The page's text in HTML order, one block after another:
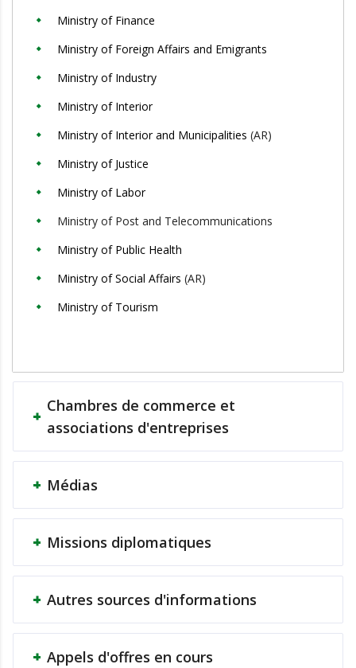
Ministry of Finance
Ministry of Foreign Affairs and Emigrants
Ministry of Industry
Ministry of Interior
Ministry of Interior and Municipalities (AR)
Ministry of Justice
Ministry of Labor
Ministry of Post and Telecommunications
Ministry of Public Health
Ministry of Social Affairs (AR)
Ministry of Tourism
Chambres de commerce et
associations d'entreprises
Médias
Missions diplomatiques
Autres sources d'informations
Appels d'offres en cours